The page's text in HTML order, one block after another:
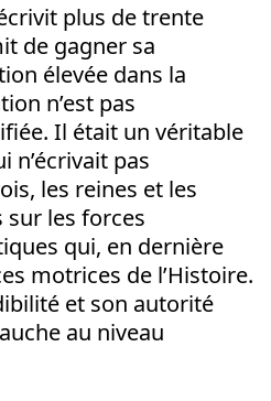
plus de trente
de gagner sa
élevée dans la
n’est pas
Il était un véritable
n’écrivait pas
les reines et les
sur les forces
qui, en dernière
motrices de l’Histoire.
et son autorité
au niveau